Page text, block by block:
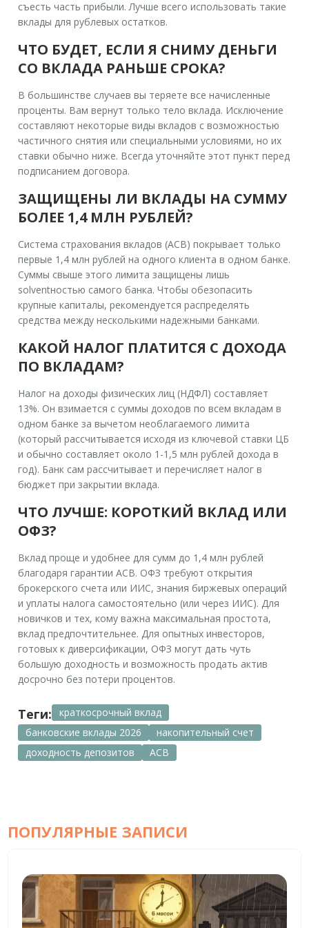
съесть часть прибыли. Лучше всего использовать такие
вклады для рублевых остатков.
ЧТО БУДЕТ, ЕСЛИ Я СНИМУ ДЕНЬГИ
СО ВКЛАДА РАНЬШЕ СРОКА?
В большинстве случаев вы теряете все начисленные
проценты. Вам вернут только тело вклада. Исключение
составляют некоторые виды вкладов с возможностью
частичного снятия или специальными условиями, но их
ставки обычно ниже. Всегда уточняйте этот пункт перед
подписанием договора.
ЗАЩИЩЕНЫ ЛИ ВКЛАДЫ НА СУММУ
БОЛЕЕ 1,4 МЛН РУБЛЕЙ?
Система страхования вкладов (АСВ) покрывает только
первые 1,4 млн рублей на одного клиента в одном банке.
Суммы свыше этого лимита защищены лишь
solventностью самого банка. Чтобы обезопасить
крупные капиталы, рекомендуется распределять
средства между несколькими надежными банками.
КАКОЙ НАЛОГ ПЛАТИТСЯ С ДОХОДА
ПО ВКЛАДАМ?
Налог на доходы физических лиц (НДФЛ) составляет
13%. Он взимается с суммы доходов по всем вкладам в
одном банке за вычетом необлагаемого лимита
(который рассчитывается исходя из ключевой ставки ЦБ
и обычно составляет около 1-1,5 млн рублей дохода в
год). Банк сам рассчитывает и перечисляет налог в
бюджет при закрытии вклада.
ЧТО ЛУЧШЕ: КОРОТКИЙ ВКЛАД ИЛИ
ОФЗ?
Вклад проще и удобнее для сумм до 1,4 млн рублей
благодаря гарантии АСВ. ОФЗ требуют открытия
брокерского счета или ИИС, знания биржевых операций
и уплаты налога самостоятельно (или через ИИС). Для
новичков и тех, кому важна максимальная простота,
вклад предпочтительнее. Для опытных инвесторов,
готовых к диверсификации, ОФЗ могут дать чуть
большую доходность и возможность продать актив
досрочно без потери процентов.
Теги:
краткосрочный вклад
банковские вклады 2026
накопительный счет
доходность депозитов
АСВ
ПОПУЛЯРНЫЕ ЗАПИСИ